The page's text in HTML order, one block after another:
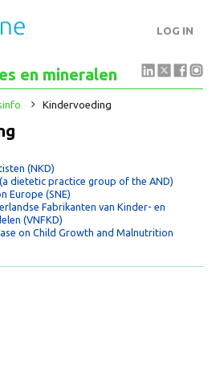
LOG IN
en mineralen
Kindervoeding
(NKD)
dietetic practice group of the AND)
Europe (SNE)
Fabrikanten van Kinder- en
(VNFKD)